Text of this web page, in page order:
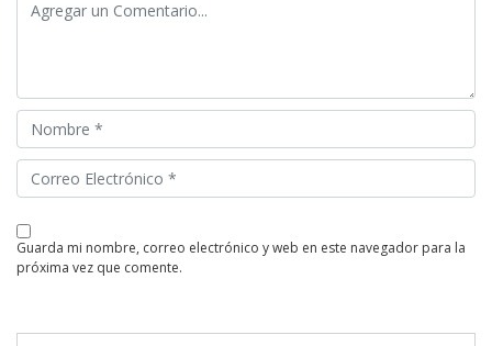
guarda mi nombre, correo electrónico y web en este navegador para la
próxima vez que comente.